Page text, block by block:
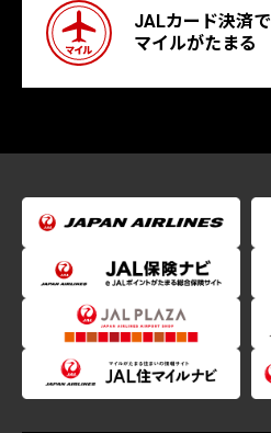
JALカード決済で
マイルがたまる